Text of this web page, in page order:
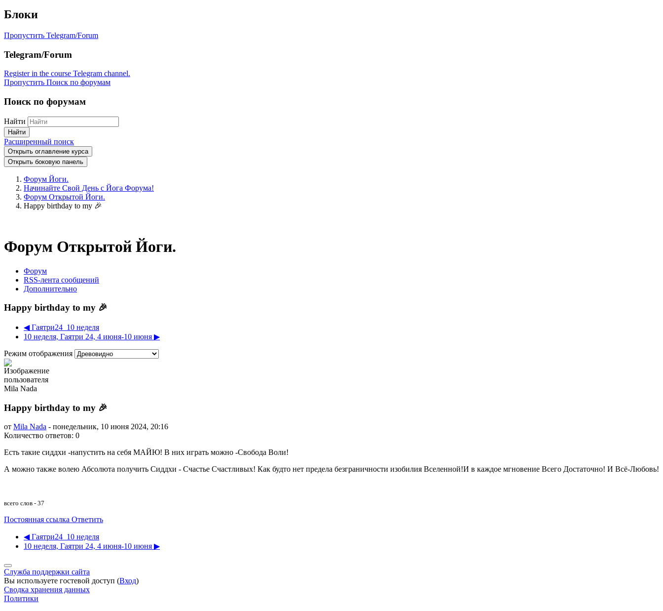
Блоки
Пропустить Telegram/Forum
Telegram/Forum
Register in the course Telegram channel.
Пропустить Поиск по форумам
Поиск по форумам
Найти
Найти
Расширенный поиск
Открыть оглавление курса
Открыть боковую панель
Форум Йоги.
Начинайте Свой День с Йога Форума!
Форум Открытой Йоги.
Happy birthday to my 🎉
Форум Открытой Йоги.
Форум
RSS-лента сообщений
Дополнительно
Happy birthday to my 🎉
◀︎ Гаятри24_10 неделя
10 неделя, Гаятри 24, 4 июня-10 июня ▶︎
Режим отображения
Happy birthday to my 🎉
от Mila Nada - понедельник, 10 июня 2024, 20:16
Количество ответов: 0
Есть такие сиддхи -напустить на себя МАЙЮ! В них играть можно -Свобода Воли!
А можно также волею Абсолюта получить Сиддхи - Счастье Счастливых! Как будто нет предела безграничности изобилия Вселенной!И в каждое мгновение Всего Достаточно! И Всё-Любовь!
всего слов - 37
Постоянная ссылка Ответить
◀︎ Гаятри24_10 неделя
10 неделя, Гаятри 24, 4 июня-10 июня ▶︎
Служба поддержки сайта
Вы используете гостевой доступ (Вход)
Сводка хранения данных
Политики